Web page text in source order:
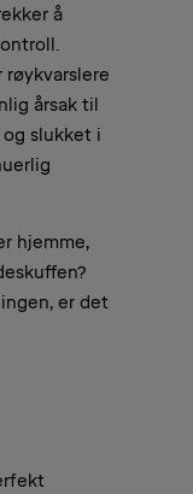
å
røykvarslere
årsak til
slukket i
hjemme,
er det